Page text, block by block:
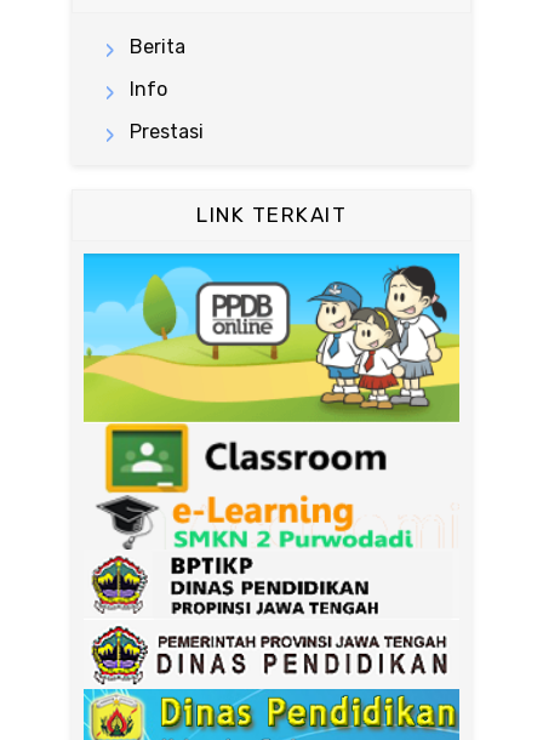
Berita
Info
Prestasi
LINK TERKAIT